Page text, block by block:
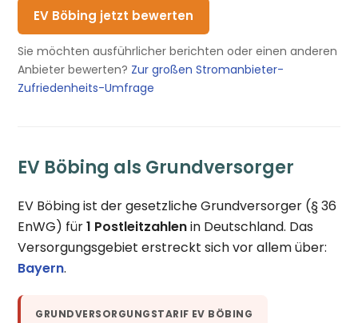
EV Böbing jetzt bewerten
Sie möchten ausführlicher berichten oder einen anderen
Anbieter bewerten? Zur großen Stromanbieter-
Zufriedenheits-Umfrage
EV Böbing als Grundversorger
EV Böbing ist der gesetzliche Grundversorger (§ 36
EnWG) für1 Postleitzahlenin Deutschland. Das
Versorgungsgebiet erstreckt sich vor allem über:
Bayern.
GRUNDVERSORGUNGSTARIF EV BÖBING